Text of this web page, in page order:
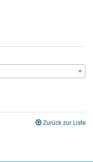
Zurück zur Liste